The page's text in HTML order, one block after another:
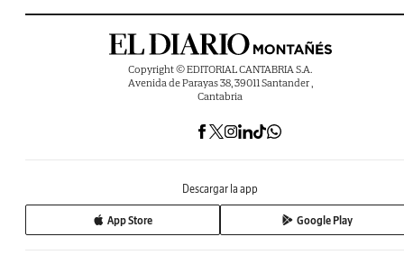
Copyright © EDITORIAL CANTABRIA S.A.
Avenida de Parayas 38, 39011 Santander ,
Cantabria
Descargar la app
App Store Google Play